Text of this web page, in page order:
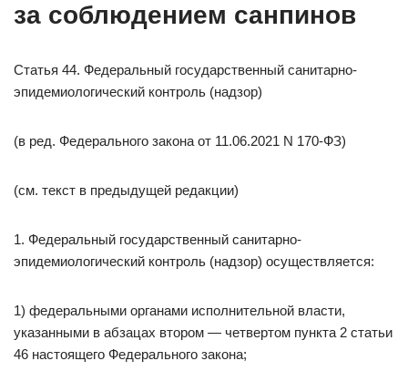
за соблюдением санпинов
Статья 44. Федеральный государственный санитарно-
эпидемиологический контроль (надзор)
(в ред. Федерального закона от 11.06.2021 N 170-ФЗ)
(см. текст в предыдущей редакции)
1. Федеральный государственный санитарно-
эпидемиологический контроль (надзор) осуществляется:
1) федеральными органами исполнительной власти,
указанными в абзацах втором — четвертом пункта 2 статьи
46 настоящего Федерального закона;